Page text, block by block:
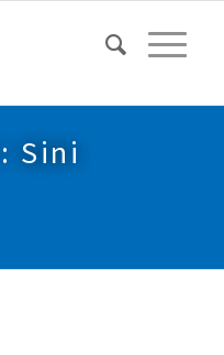
Sini